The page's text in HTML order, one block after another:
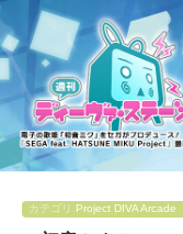
カテゴリ Project DIVA Arcade